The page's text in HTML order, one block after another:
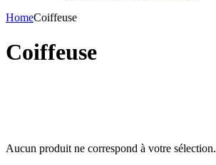
HomeCoiffeuse
Coiffeuse
Aucun produit ne correspond à votre sélection.